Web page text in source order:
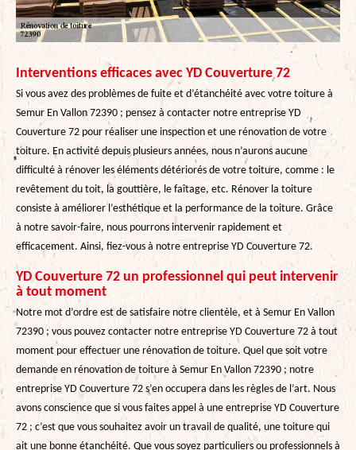
Interventions efficaces avec YD Couverture 72
Si vous avez des problèmes de fuite et d’étanchéité avec votre toiture à
Semur En Vallon 72390 ; pensez à contacter notre entreprise YD
Couverture 72 pour réaliser une inspection et une rénovation de votre
toiture. En activité depuis plusieurs années, nous n’aurons aucune
difficulté à rénover les éléments détériorés de votre toiture, comme : le
revêtement du toit, la gouttière, le faîtage, etc. Rénover la toiture
consiste à améliorer l’esthétique et la performance de la toiture. Grâce
à notre savoir-faire, nous pourrons intervenir rapidement et
efficacement. Ainsi, fiez-vous à notre entreprise YD Couverture 72.
YD Couverture 72 un professionnel qui peut intervenir
à tout moment
Notre mot d’ordre est de satisfaire notre clientèle, et à Semur En Vallon
72390 ; vous pouvez contacter notre entreprise YD Couverture 72 à tout
moment pour effectuer une rénovation de toiture. Quel que soit votre
demande en rénovation de toiture à Semur En Vallon 72390 ; notre
entreprise YD Couverture 72 s’en occupera dans les règles de l’art. Nous
avons conscience que si vous faites appel à une entreprise YD Couverture
72 ; c’est que vous souhaitez avoir un travail de qualité, une toiture qui
ait une bonne étanchéité. Que vous soyez particuliers ou professionnels à